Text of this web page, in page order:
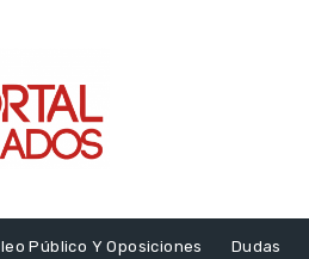
Público Y Oposiciones Dudas